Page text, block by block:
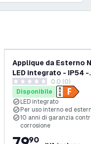
alla lista desideri
Applique da Esterno
LED integrato - IP54 -
Valopin - 10 anni di
0 stelle di valutazione
0.0 (0)
Disponibile
LED integrato
Per uso interno ed
10 anni di garanzia
corrosione
90